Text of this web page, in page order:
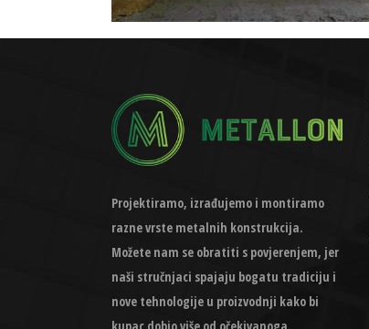
Projektiramo, izrađujemo i montiramo
razne vrste metalnih konstrukcija.
Možete nam se obratiti s povjerenjem, jer
naši stručnjaci spajaju bogatu tradiciju i
nove tehnologije u proizvodnji kako bi